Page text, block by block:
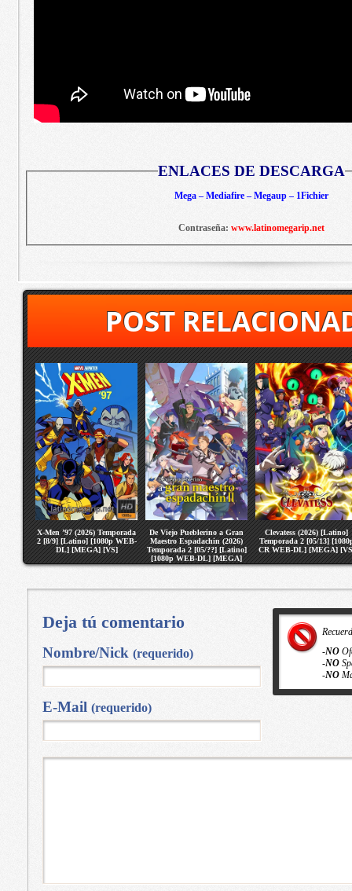
ENLACES DE DESCARGA
Mega – Mediafire – Megaup – 1Fichier
Contraseña: www.latinomegarip.net
POST
X-Men ’97 (2026) Temporada
2 [8/9] [Latino] [1080p WEB-
DL] [MEGA] [VS]
De Viejo Pueblerino a Gran
Maestro Espadachin (2026)
Temporada 2 [05/??] [Latino]
[1080p WEB-DL] [MEGA]
[VS]
Clevatess (2026) [Latino]
Temporada 2 [05/13]
CR WEB-DL] [MEGA]
-NO
-NO
-NO
Deja tú comentario
Nombre/Nick (requerido)
E-Mail (requerido)